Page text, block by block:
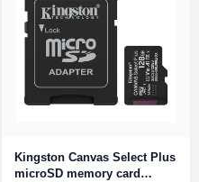
Kingston Canvas Select Plus
microSD memory card